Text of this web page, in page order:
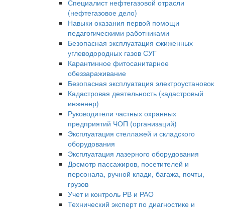
Специалист нефтегазовой отрасли
(нефтегазовое дело)
Навыки оказания первой помощи
педагогическими работниками
Безопасная эксплуатация сжиженных
углеводородных газов СУГ
Карантинное фитосанитарное
обеззараживание
Безопасная эксплуатация электроустановок
Кадастровая деятельность (кадастровый
инженер)
Руководители частных охранных
предприятий ЧОП (организаций)
Эксплуатация стеллажей и складского
оборудования
Эксплуатация лазерного оборудования
Досмотр пассажиров, посетителей и
персонала, ручной клади, багажа, почты,
грузов
Учет и контроль РВ и РАО
Технический эксперт по диагностике и